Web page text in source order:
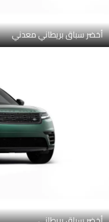
أخضر سباق بريطاني معدني